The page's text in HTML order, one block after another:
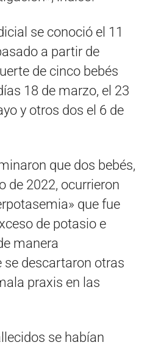
se conoció el 11
a partir de
de cinco bebés
18 de marzo, el 23
y otros dos el 6 de
que dos bebés,
de 2022, ocurrieron
que fue
de potasio e
manera
se descartaron otras
praxis en las
se habían